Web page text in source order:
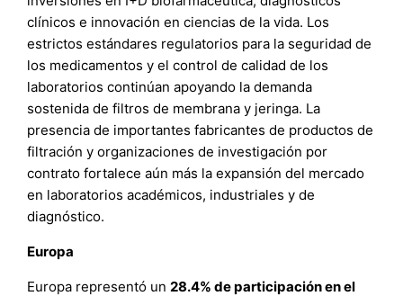
clínicos e innovación en ciencias de la vida. Los
estrictos estándares regulatorios para la seguridad de
los medicamentos y el control de calidad de los
laboratorios continúan apoyando la demanda
sostenida de filtros de membrana y jeringa. La
presencia de importantes fabricantes de productos de
filtración y organizaciones de investigación por
contrato fortalece aún más la expansión del mercado
en laboratorios académicos, industriales y de
diagnóstico.
Europa
Europa representó un28.4% de participación en el